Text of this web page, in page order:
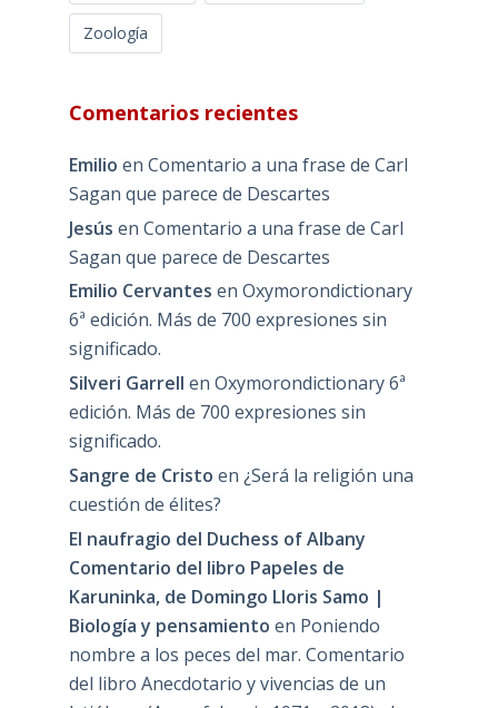
Zoología
Comentarios recientes
Emilio en Comentario a una frase de Carl
Sagan que parece de Descartes
Jesús en Comentario a una frase de Carl
Sagan que parece de Descartes
Emilio Cervantes en Oxymorondictionary
6ª edición. Más de 700 expresiones sin
significado.
Silveri Garrell en Oxymorondictionary 6ª
edición. Más de 700 expresiones sin
significado.
Sangre de Cristo en ¿Será la religión una
cuestión de élites?
El naufragio del Duchess of Albany
Comentario del libro Papeles de
Karuninka, de Domingo Lloris Samo |
Biología y pensamiento en Poniendo
nombre a los peces del mar. Comentario
del libro Anecdotario y vivencias de un